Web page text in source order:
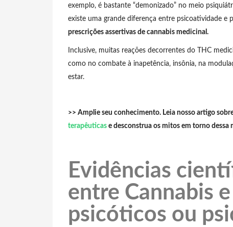
exemplo, é bastante “demonizado” no meio
existe uma grande diferença entre psicoatividade e
prescrições assertivas de cannabis medicinal.
Inclusive, muitas reações decorrentes do THC
como no combate à inapetência, insônia, na
estar.
>> Amplie seu conhecimento. Leia nosso artigo
terapêuticase desconstrua os mitos em torno dessa
Evidências
entre Cannabis
psicóticos ou